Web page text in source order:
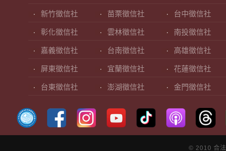
新竹徵信社 苗栗徵信社 台中徵信社
彰化徵信社 雲林徵信社 南投徵信社
嘉義徵信社 台南徵信社 高雄徵信社
屏東徵信社 宜蘭徵信社 花蓮徵信社
台東徵信社 澎湖徵信社 金門徵信社
© 2010 合法